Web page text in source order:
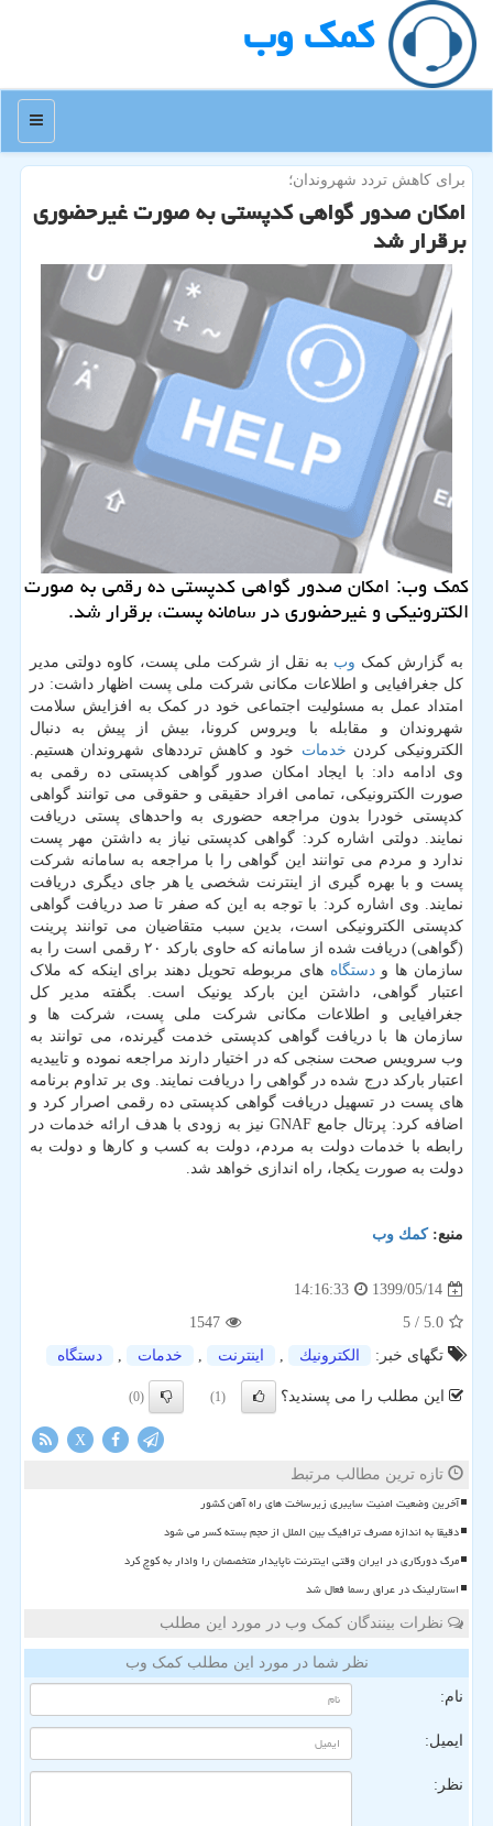
كمك وب
منو
برای كاهش تردد شهروندان؛
امكان صدور گواهی كدپستی به صورت غیرحضوری
برقرار شد
كمك وب: امكان صدور گواهی كدپستی ده رقمی به صورت
الكترونیكی و غیرحضوری در سامانه پست، برقرار شد.
به گزارش کمک وب به نقل از شرکت ملی پست، کاوه دولتی مدیر
کل جغرافیایی و اطلاعات مکانی شرکت ملی پست اظهار داشت: در
امتداد عمل به مسئولیت اجتماعی خود در کمک به افزایش سلامت
شهروندان و مقابله با ویروس کرونا، بیش از پیش به دنبال
الکترونیکی کردن خدمات خود و کاهش ترددهای شهروندان هستیم.
وی ادامه داد: با ایجاد امکان صدور گواهی کدپستی ده رقمی به
صورت الکترونیکی، تمامی افراد حقیقی و حقوقی می توانند گواهی
کدپستی خودرا بدون مراجعه حضوری به واحدهای پستی دریافت
نمایند. دولتی اشاره کرد: گواهی کدپستی نیاز به داشتن مهر پست
ندارد و مردم می توانند این گواهی را با مراجعه به سامانه شرکت
پست و با بهره گیری از اینترنت شخصی یا هر جای دیگری دریافت
نمایند. وی اشاره کرد: با توجه به این که صفر تا صد دریافت گواهی
کدپستی الکترونیکی است، بدین سبب متقاضیان می توانند پرینت
(گواهی) دریافت شده از سامانه که حاوی بارکد ۲۰ رقمی است را به
سازمان ها ودستگاه های مربوطه تحویل دهند برای اینکه که ملاک
اعتبار گواهی، داشتن این بارکد یونیک است. بگفته مدیر کل
جغرافیایی و اطلاعات مکانی شرکت ملی پست، شرکت ها و
سازمان ها با دریافت گواهی کدپستی خدمت گیرنده، می توانند به
وب سرویس صحت سنجی که در اختیار دارند مراجعه نموده و تاییدیه
اعتبار بارکد درج شده در گواهی را دریافت نمایند. وی بر تداوم برنامه
های پست در تسهیل دریافت گواهی کدپستی ده رقمی اصرار کرد و
اضافه کرد: پرتال جامع GNAF نیز به زودی با هدف ارائه خدمات در
رابطه با خدمات دولت به مردم، دولت به کسب و کارها و دولت به
دولت به صورت یکجا، راه اندازی خواهد شد.
منبع:كمك وب
1399/05/14
14:16:33
5.0
/ 5
1547
تگهای خبر:
الكترونیك , اینترنت , خدمات , دستگاه
این مطلب را می پسندید؟ (1)
(0)
X
تازه ترین مطالب مرتبط
آخرین وضعیت امنیت سایبری زیرساخت های راه آهن کشور
دقیقا به اندازه مصرف ترافیک بین الملل از حجم بسته کسر می شود
مرگ دورکاری در ایران وقتی اینترنت ناپایدار متخصصان را وادار به کوچ کرد
استارلینک در عراق رسما فعال شد
نظرات بینندگان کمک وب در مورد این مطلب
نظر شما در مورد این مطلب کمک وب
نام:
ایمیل:
نظر: